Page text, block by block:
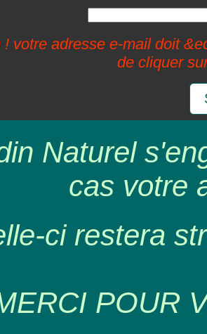
! votre adresse e-mail doit
de cliquer
Naturel
cas votre
ci restera
POUR